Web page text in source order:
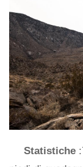
Statistiche